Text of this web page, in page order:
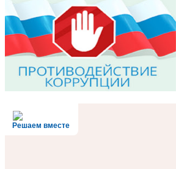
Решаем вместе